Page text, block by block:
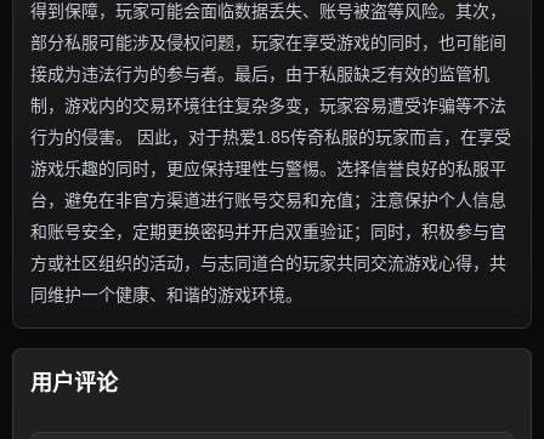
得到保障，玩家可能会面临数据丢失、账号被盗等风险。其次，
部分私服可能涉及侵权问题，玩家在享受游戏的同时，也可能间
接成为违法行为的参与者。最后，由于私服缺乏有效的监管机
制，游戏内的交易环境往往复杂多变，玩家容易遭受诈骗等不法
行为的侵害。 因此，对于热爱1.85传奇私服的玩家而言，在享受
游戏乐趣的同时，更应保持理性与警惕。选择信誉良好的私服平
台，避免在非官方渠道进行账号交易和充值；注意保护个人信息
和账号安全，定期更换密码并开启双重验证；同时，积极参与官
方或社区组织的活动，与志同道合的玩家共同交流游戏心得，共
同维护一个健康、和谐的游戏环境。
用户评论